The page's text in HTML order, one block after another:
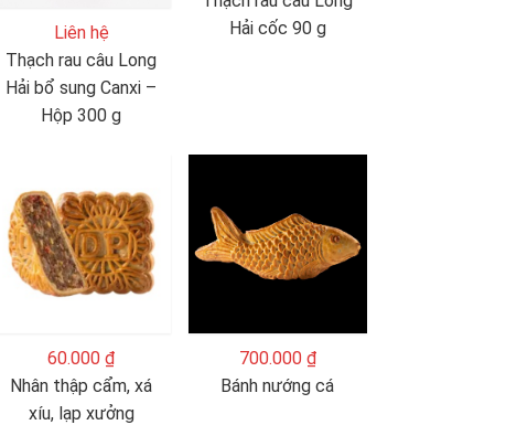
Liên hệ
Thạch rau câu Long
Hải bổ sung Canxi –
Hộp 300 g
Hải cốc 90 g
60.000 ₫
Nhân thập cẩm, xá
xíu, lạp xưởng
700.000 ₫
Bánh nướng cá